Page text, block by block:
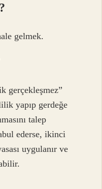
gelmek.
gerçekleşmez”
yapıp gerdeğe
talep
ederse, ikinci
uygulanır ve